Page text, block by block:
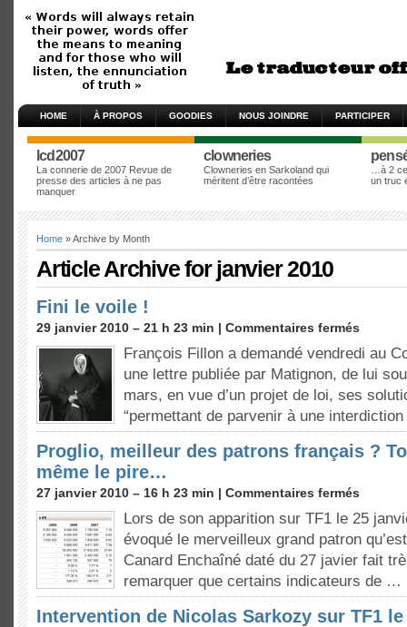
HOME À PROPOS GOODIES NOUS JOINDRE PARTICIPER
lcd2007
La connerie de 2007 Revue de
presse des articles à ne pas
manquer
clowneries
Clowneries en Sarkoland qui
méritent d’être racontées
…à 2
un truc
Home » Archive by Month
Article Archive for janvier 2010
Fini le voile !
29 janvier 2010 – 21 h 23 min | Commentaires fermés
François Fillon a demandé vendredi au
une lettre publiée par Matignon, de lui
mars, en vue d’un projet de loi, ses
“permettant de parvenir à une
Proglio, meilleur des patrons français ?
même le pire…
27 janvier 2010 – 16 h 23 min | Commentaires fermés
Lors de son apparition sur TF1 le 25
évoqué le merveilleux grand patron
Canard Enchaîné daté du 27 javier fait
remarquer que certains indicateurs de …
Intervention de Nicolas Sarkozy sur TF1